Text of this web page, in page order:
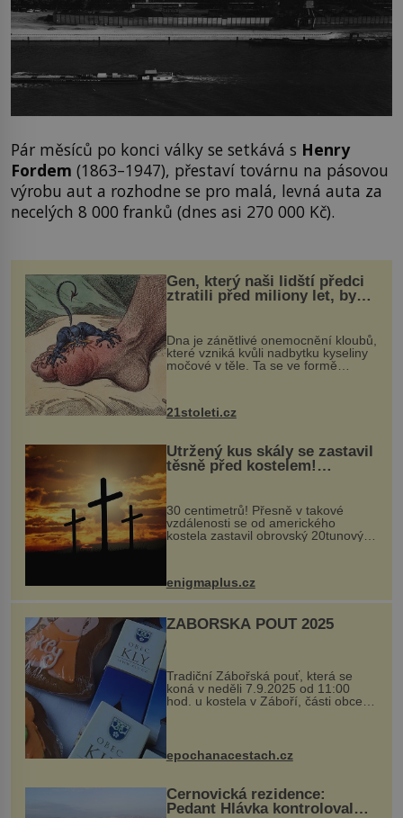
Pár měsíců po konci války se setkává s Henry
Fordem (1863–1947), přestaví továrnu na pásovou
výrobu aut a rozhodne se pro malá, levná auta za
necelých 8 000 franků (dnes asi 270 000 Kč).
Gen, který naši lidští předci
ztratili před miliony let, by
mohl pomoci s léčbou
„nemoci králů“
Dna je zánětlivé onemocnění kloubů,
které vzniká kvůli nadbytku kyseliny
močové v těle. Ta se ve formě
nohou, a způsobuje bole...
21stoleti.cz
Utržený kus skály se zastavil
těsně před kostelem!
Ochránila ho boží síla?
30 centimetrů! Přesně v takové
vzdálenosti se od amerického
kostela zastavil obrovský 20tunový
...
enigmaplus.cz
ZÁBOŘSKÁ POUŤ 2025
Tradiční Zábořská pouť, která se
koná v neděli 7.9.2025 od 11:00
hod. u kostela v Záboří, části obce
Kly u Mělníka. V programu naleznete
komentovanou prohlídku kostela,
epochanacestach.cz
Černovická rezidence:
Pedant Hlávka kontroloval